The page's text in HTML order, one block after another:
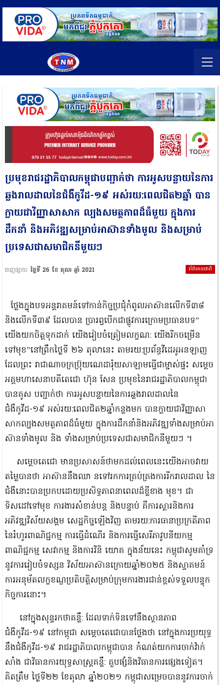
ប្រមុខរាជរដ្ឋាភិបាលកម្ពុជាបញ្ជាក់ថា ការអូសបន្លាយនៃការ
ឆ្លងរាលដាលនៃជំងឺកូវីដ-១៩ អស់រយ:ពេលជិត២ឆ្នាំ បាន
ក្លាយ​ជា​វិញ្ញាសាសាក ល្បងសមត្ថភាពដ៏ធំមួយ ក្នុងការ
ដឹកនាំ និងអភិវឌ្ឍសម្រាប់អាស៊ានទាំងមូល និងសម្រាប់
ប្រទេសជាសមាជិកនីមួយៗ
ព័ត៌មានជាតិ
ចេញផ្សាយ ថ្ងៃទី 26 ខែ តុលា ឆ្នាំ 2021
ថ្លែងក្នុងបទអន្តរាគមន៍ទៅកាន់កិច្ចប្រជុំកំពូលអាស៊ានលើកទី៣៨
និងលើកទី៣៩ ដែលបាន ប្រារព្វបើកជាផ្លូវការក្រោមប្រធានបទ”
យើងយកចិត្តទុកដាក់ យើងរៀប​ចំត្រៀមលក្ខណ: យើងរីកចម្រើន
ទៅមុខ”នៅព្រឹកថ្ងៃទី ២៦ តុលានេះ តាមរយ:ប្រព័ន្ធវីដេអូអនឡាញ
ដែលព្រះ រាជាណាចក្រប៊្រុយណេដារ៉ុយសាឡាមធ្វើជាម្ចាស់ផ្ទះ សម្តេច
អគ្គមហាសេនាបតីតេជោ ហ៊ុន សែន ប្រមុខនៃរាជរដ្ឋាភិបាលកម្ពុជា
បានគូស បញ្ជាក់ថា ការអូសបន្លាយនៃការឆ្លងរាលដាលនៃ
ជំងឺកូវីដ-១៩ អស់រយ:ពេលជិត២ឆ្នាំកន្លងមក បានក្លាយ​ជា​វិញ្ញាសា
សាកល្បងសមត្ថភាពដ៏ធំមួយ ក្នុងការដឹកនាំនិងអភិវឌ្ឍទាំងសម្រាប់អា
ស៊ានទាំងមូល និង ទាំងសម្រាប់ប្រទេសជាសមាជិកនីមួយៗ ។
សម្តេចតេជោ មានប្រសាសន៍ថាមកដល់ពេលនេះយើងអាចវាយ
តម្លៃបានថា អាស៊ាននឹងឈា នទៅរកការគ្រប់គ្រងការរីករាលដាល នៃ
ជំងឺនោះបានប្រកបដោយប្រសិទ្ធភាពនាពេលដ៏ខ្លីខាង មុខ។ ជា
ទិសដៅទៅមុខ ការងារសំខាន់បន្ត និងបន្ទាប់ គឺការស្តារនិងការ
អភិវឌ្ឍវិស័យសង្គម សេដ្ឋ​កិច្ចឡើងវិញ តាមរយ:ការធានាប្រក្រតីភាព
នៃរំហូរពាណិជ្ជកម្ម ការធ្វើដំណើរ និងការធ្វើសេរីភាវូបនីយកម្ម
ពាណិជ្ជកម្ម សេវាកម្ម និងការវិនិ យោគ ក្នុងន័យនេះ កម្ពុជាសូមគាំទ្រ
នូវការរៀបចំទស្សន វិស័យអាស៊ានក្រោយឆ្នាំ២០២៥ និងស្វាគមន៍
ការអនុម័តលក្ខខណ្ឌប្រតិបត្តិសម្រាប់ក្រុមការងារជាន់ខ្ពស់ទទួលបន្ទុក
កិច្ចការនោះ។
នៅក្នុងសុន្ទរកថាគន្លឹ: ដែលទាក់ទិនទៅនឹងស្ថានភាព
ជំងឺកូវីដ-១៩ នៅកម្ពុជា សម្តេចតេជោបានថ្លែងថា នៅក្នុងការប្រយុទ្ធ
នឹងជំងឺកូវីដ-១៩ រាជរដ្ឋាភិបាលកម្ពុជាបាន កំណត់យកការចាក់វ៉ាក់
សាំង ជាវិធានការយុទ្ធសាស្រ្តគន្លឹ: គួបផ្សំនិងវិធានការផ្សេងទៀត។
គិតត្រឹម ថ្ងៃទី២២ ខែតុលា ឆ្នាំ២០២១ កម្ពុជាសម្រេចបាននូវការចាក់